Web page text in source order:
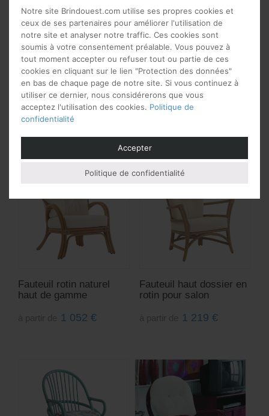
Fauteuil en rotin design
haut de gamme
Note
5.00
à partir de923
Fauteuil en rotin et
cannage haut de gamme
à partir de1 151
Fauteuil rotin naturel
haut de gamme
1 052 €
Fauteuil haut dossier en
rotin pour salon
1 219 €
Notre site Brindouest.com utilise ses propres cookies et
ceux de ses partenaires pour améliorer l'utilisation de
notre site et analyser notre traffic. Ces cookies sont
soumis à votre consentement préalable. Vous pouvez à
tout moment accepter ou refuser tout ou partie de ces
cookies en cliquant sur le lien "Protection des données"
en bas de chaque page de notre site. Si vous continuez à
utiliser ce dernier, nous considérerons que vous
acceptez l'utilisation des cookies. Politique de
confidentialité
Accepter
Politique de confidentialité